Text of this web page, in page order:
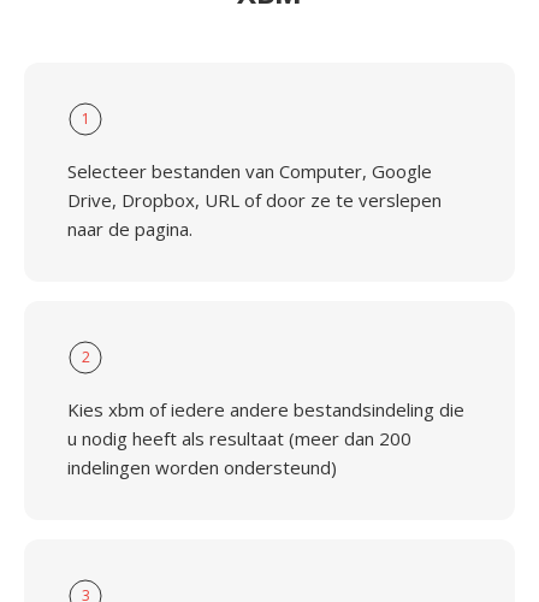
1
Selecteer bestanden van Computer, Google
Drive, Dropbox, URL of door ze te verslepen
naar de pagina.
2
Kies xbm of iedere andere bestandsindeling die
u nodig heeft als resultaat (meer dan 200
indelingen worden ondersteund)
3